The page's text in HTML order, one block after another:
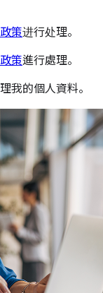
策进行处理。
策進行處理。
我的個人資料。